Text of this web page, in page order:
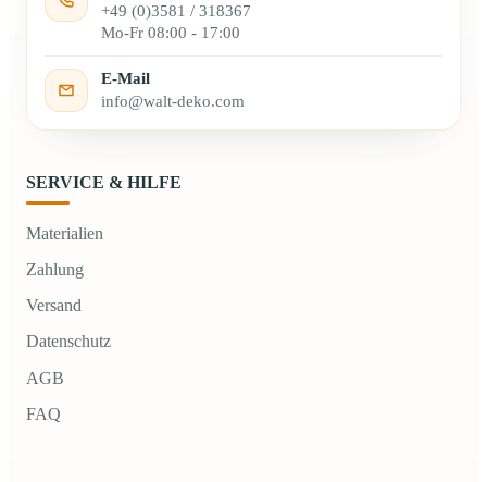
+49 (0)3581 / 318367
Mo-Fr 08:00 - 17:00
E-Mail
info@walt-deko.com
SERVICE & HILFE
Materialien
Zahlung
Versand
Datenschutz
AGB
FAQ